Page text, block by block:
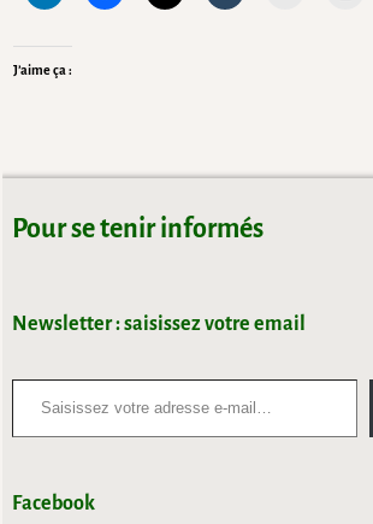
J’aime ça :
Pour se tenir informés
Newsletter : saisissez votre email
Facebook